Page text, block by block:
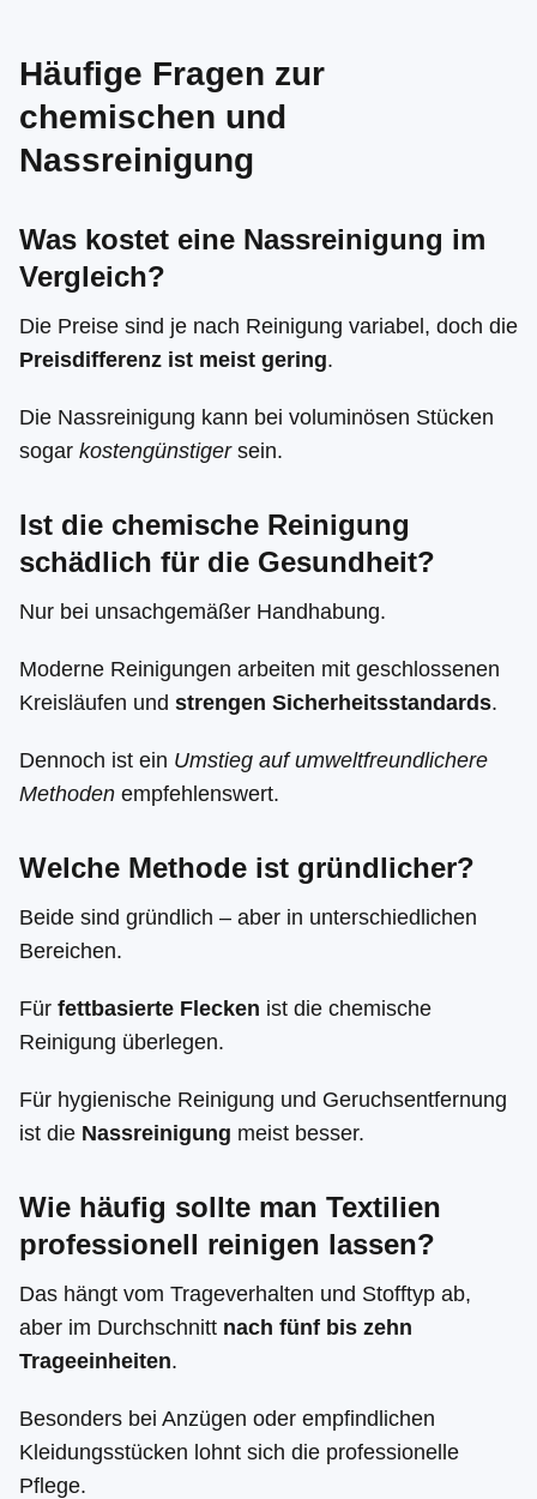
Häufige Fragen zur
chemischen und
Nassreinigung
Was kostet eine Nassreinigung im
Vergleich?
Die Preise sind je nach Reinigung variabel, doch die
Preisdifferenz ist meist gering.
Die Nassreinigung kann bei voluminösen Stücken
sogar kostengünstigersein.
Ist die chemische Reinigung
schädlich für die Gesundheit?
Nur bei unsachgemäßer Handhabung.
Moderne Reinigungen arbeiten mit geschlossenen
Kreisläufen und strengen Sicherheitsstandards.
Dennoch ist ein Umstieg auf umweltfreundlichere
Methoden empfehlenswert.
Welche Methode ist gründlicher?
Beide sind gründlich – aber in unterschiedlichen
Bereichen.
Für fettbasierte Flecken ist die chemische
Reinigung überlegen.
Für hygienische Reinigung und Geruchsentfernung
ist die Nassreinigung meist besser.
Wie häufig sollte man Textilien
professionell reinigen lassen?
Das hängt vom Trageverhalten und Stofftyp ab,
aber im Durchschnitt nach fünf bis zehn
Trageeinheiten.
Besonders bei Anzügen oder empfindlichen
Kleidungsstücken lohnt sich die professionelle
Pflege.